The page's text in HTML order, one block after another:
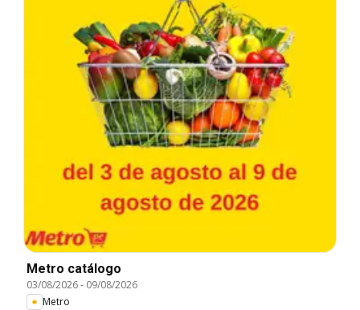
Metro catálogo
03/08/2026- 09/08/2026
Metro